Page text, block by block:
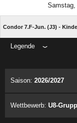
Samstag,
Condor 7.F-Jun. (J3) -
Legende
Saison: 2026/2027
Wettbewerb: U8-